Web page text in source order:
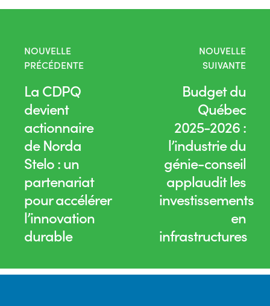
NOUVELLE
PRÉCÉDENTE
La CDPQ
devient
actionnaire
de Norda
Stelo : un
partenariat
pour accélérer
l’innovation
durable
NOUVELLE
SUIVANTE
Budget du
Québec
2025-2026 :
l’industrie du
génie-conseil
applaudit les
investissements
en
infrastructures